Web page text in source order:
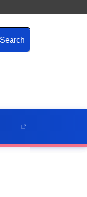
Search